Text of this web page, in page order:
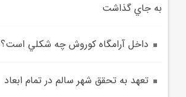
به جاي گذاشت
داخل آرامگاه کوروش چه شکلي است؟
تعهد به تحقق شهر سالم در تمام ابعاد